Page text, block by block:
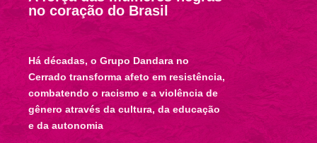
no coração do Brasil
Há décadas, o Grupo Dandara no
Cerrado transforma afeto em resistência,
combatendo o racismo e a violência de
gênero através da cultura, da educação
e da autonomia